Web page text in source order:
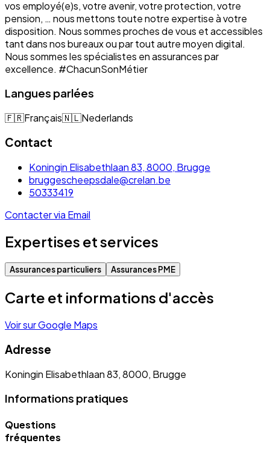
vos employé(e)s, votre avenir, votre protection, votre
pension, … nous mettons toute notre expertise à votre
disposition. Nous sommes proches de vous et accessibles
tant dans nos bureaux ou par tout autre moyen digital.
Nous sommes les spécialistes en assurances par
excellence. #ChacunSonMétier
Langues parlées
🇫🇷Français🇳🇱Nederlands
Contact
Koningin Elisabethlaan 83, 8000, Brugge
bruggescheepsdale@crelan.be
50333419
Contacter via Email
Expertises et services
Assurances particuliers Assurances PME
Carte et informations d'accès
Voir sur Google Maps
Adresse
Koningin Elisabethlaan 83, 8000, Brugge
Informations pratiques
Questions
fréquentes